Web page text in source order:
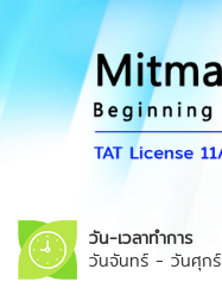
วัน-เวลาทำการ
วันจันทร์ - วันศุกร์